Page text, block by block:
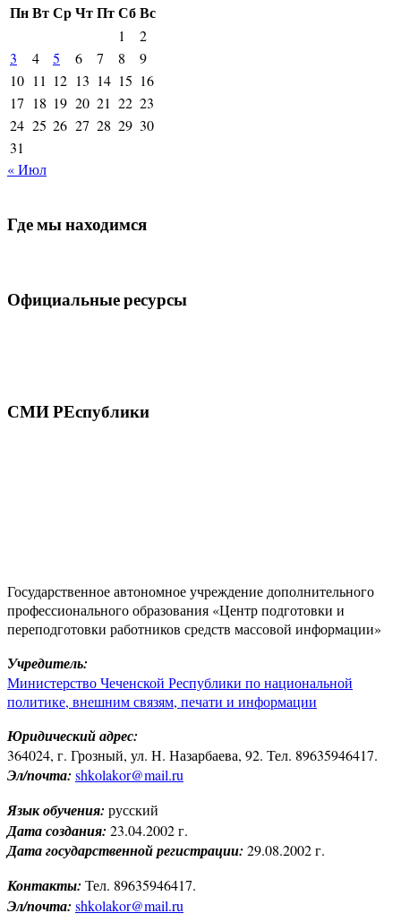
ПнВтСрЧтПтСбВс
1
2
3
4 5 6 7 8
9
10 11 12 13 14 15 16
17 18 19 20 21 22 23
24 25 26 27 28 29 30
31
« Июл
Где мы находимся
Официальные ресурсы
СМИ РЕспублики
Государственное автономное учреждение дополнительного
профессионального образования «Центр подготовки и
переподготовки работников средств массовой информации»
Учредитель:
Министерство Чеченской Республики по национальной
политике, внешним связям, печати и информации
Юридический адрес:
364024, г. Грозный, ул. Н. Назарбаева, 92. Тел. 89635946417.
Эл/почта: shkolakor@mail.ru
Язык обучения: русский
Дата создания: 23.04.2002 г.
Дата государственной регистрации: 29.08.2002 г.
Контакты: Тел. 89635946417.
Эл/почта: shkolakor@mail.ru